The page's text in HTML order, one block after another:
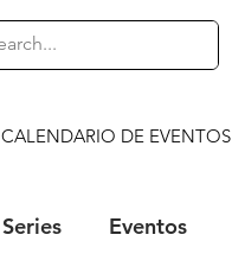
CALENDARIO DE EVENTOS
Series Eventos